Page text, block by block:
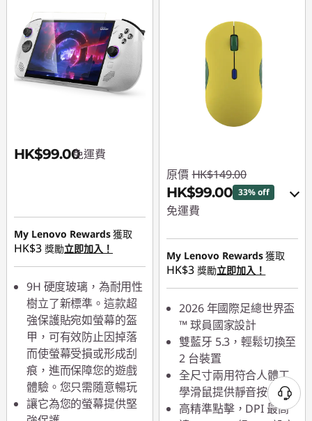
HK$99.00免運費
My Lenovo Rewards獲取
HK$3 獎勵立即加入！
9H 硬度玻璃，為耐用性
樹立了新標準。這款超
強保護貼宛如螢幕的盔
甲，可有效防止因掉落
而使螢幕受損或形成刮
痕，進而保障您的遊戲
體驗。您只需隨意暢玩
讓它為您的螢幕提供堅
原價 HK$149.00
HK$99.00 33% off
免運費
eCoupon Savings :-
HK$50.00
使用優惠券 :PCEXPO
My Lenovo Rewards獲取
HK$3 獎勵立即加入！
2026 年國際足總世界盃
™ 球員國家設計
雙藍牙 5.3，輕鬆切換至
2 台裝置
全尺寸兩用符合人體工
學滑鼠提供靜音按鍵
高精準點擊，DPI 最高